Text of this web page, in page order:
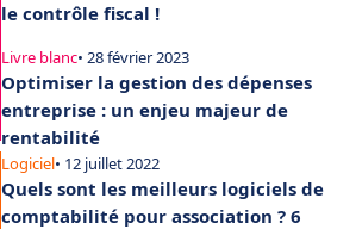
le contrôle fiscal !
Livre blanc• 28 février 2023
Optimiser la gestion des dépenses
entreprise : un enjeu majeur de
rentabilité
Logiciel• 12 juillet 2022
Quels sont les meilleurs logiciels de
comptabilité pour association ? 6